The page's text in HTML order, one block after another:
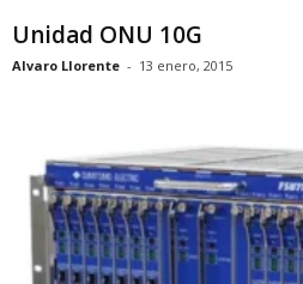
Unidad ONU 10G
Alvaro Llorente - 13 enero, 2015